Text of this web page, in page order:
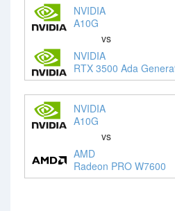
NVIDIA
A10G
vs
NVIDIA
RTX 3500 Ada
NVIDIA
A10G
vs
AMD
Radeon PRO W7600